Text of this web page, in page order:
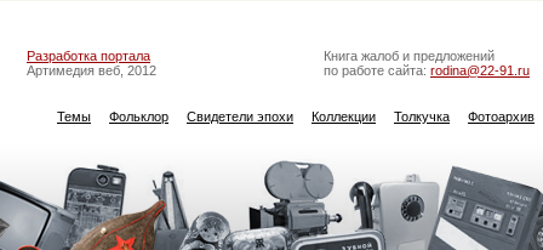
Разработка портала
Артимедия веб, 2012
Книга жалоб и предложений
по работе сайта: rodina@22-91.ru
Темы Фольклор Свидетели эпохи Коллекции Толкучка Фотоархив